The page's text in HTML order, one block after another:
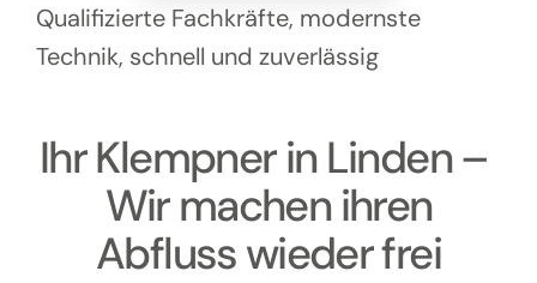
Qualifizierte Fachkräfte, modernste
Technik, schnell und zuverlässig
Ihr Klempner in Linden –
Wir machen ihren
Abfluss wieder frei